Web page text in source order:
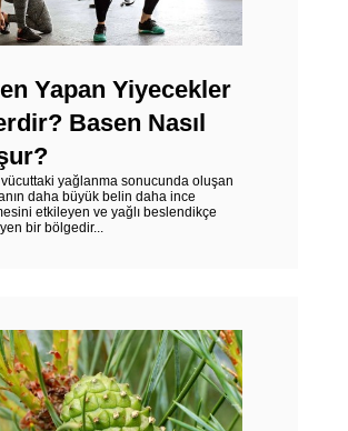
Yapan Yiyecekler
Basen Nasıl
vücuttaki yağlanma sonucunda oluşan
daha büyük belin daha ince
etkileyen ve yağlı beslendikçe
bir bölgedir...